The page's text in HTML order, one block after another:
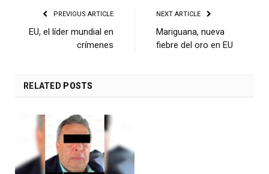
PREVIOUS ARTICLE
EU, el líder mundial en
crímenes
NEXT ARTICLE
Mariguana, nueva
fiebre del oro en EU
RELATED POSTS